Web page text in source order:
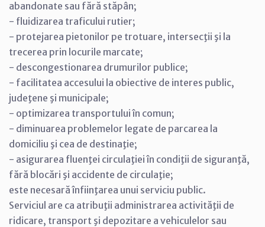
abandonate sau fără stăpân;
- fluidizarea traficului rutier;
- protejarea pietonilor pe trotuare, intersecţii şi la
trecerea prin locurile marcate;
- descongestionarea drumurilor publice;
- facilitatea accesului la obiective de interes public,
judeţene şi municipale;
- optimizarea transportului în comun;
- diminuarea problemelor legate de parcarea la
domiciliu şi cea de destinaţie;
- asigurarea fluenţei circulaţiei în condiţii de siguranţă,
fără blocări şi accidente de circulaţie;
este necesară înfiinţarea unui serviciu public.
Serviciul are ca atribuţii administrarea activităţii de
ridicare, transport şi depozitare a vehiculelor sau